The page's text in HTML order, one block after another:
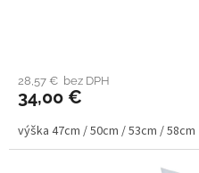
28,57 € bez DPH
34,00 €
výška 47cm / 50cm / 53cm / 58cm